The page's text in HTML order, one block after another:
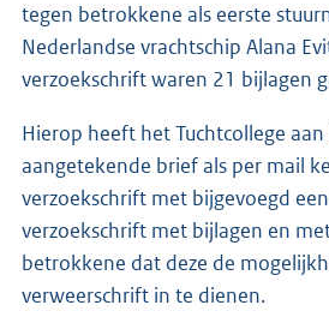
tegen betrokkene als eerste
Nederlandse vrachtschip Alana
verzoekschrift waren 21 bijlagen
Hierop heeft het Tuchtcollege
aangetekende brief als per mail
verzoekschrift met bijgevoegd
verzoekschrift met bijlagen en
betrokkene dat deze de
verweerschrift in te dienen.